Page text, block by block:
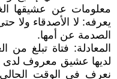
معلومات عن عشيقها
يعرفه: لا الأصدقاء ولا
الصدمة عن أمها.
المعادلة: فتاة تبلغ
لديها عشيق معروف لدى
نعرف في الوقت